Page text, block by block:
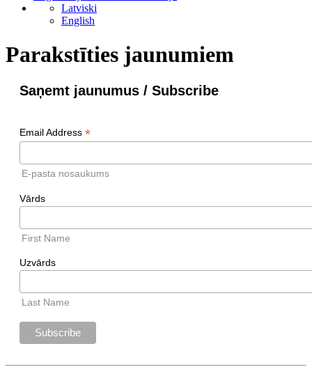
Latviski
English
Parakstīties jaunumiem
Saņemt jaunumus / Subscribe
Email Address *
E-pasta nosaukums
Vārds
First Name
Uzvārds
Last Name